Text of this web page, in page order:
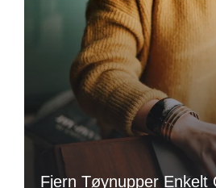
Fjern Tøynupper Enkelt